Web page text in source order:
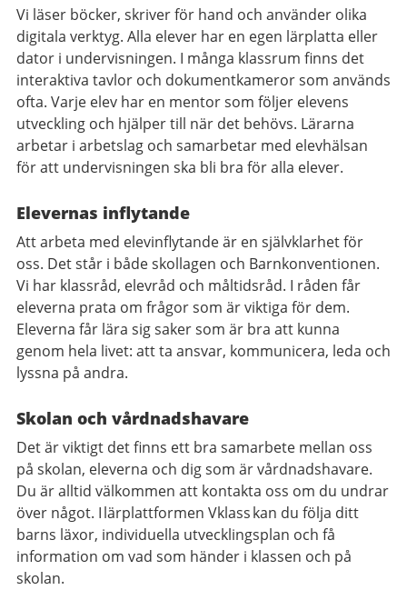
Vi läser böcker, skriver för hand och använder olika
digitala verktyg. Alla elever har en egen lärplatta eller
dator i undervisningen. I många klassrum finns det
interaktiva tavlor och dokumentkameror som används
ofta. Varje elev har en mentor som följer elevens
utveckling och hjälper till när det behövs. Lärarna
arbetar i arbetslag och samarbetar med elevhälsan
för att undervisningen ska bli bra för alla elever.
Elevernas inflytande
Att arbeta med elevinflytande är en självklarhet för
oss. Det står i både skollagen och Barnkonventionen.
Vi har klassråd, elevråd och måltidsråd. I råden får
eleverna prata om frågor som är viktiga för dem.
Eleverna får lära sig saker som är bra att kunna
genom hela livet: att ta ansvar, kommunicera, leda och
lyssna på andra.
Skolan och vårdnadshavare
Det är viktigt det finns ett bra samarbete mellan oss
på skolan, eleverna och dig som är vårdnadshavare.
Du är alltid välkommen att kontakta oss om du undrar
över något. I lärplattformen Vklass kan du följa ditt
barns läxor, individuella utvecklingsplan och få
information om vad som händer i klassen och på
skolan.